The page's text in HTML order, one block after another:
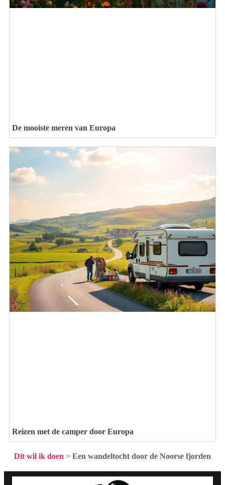
De mooiste meren van Europa
Reizen met de camper door Europa
Dit wil ik doen > Een wandeltocht door de Noorse fjorden